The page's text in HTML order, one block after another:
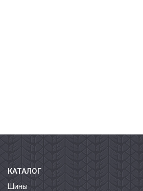
КАТАЛОГ
Шины